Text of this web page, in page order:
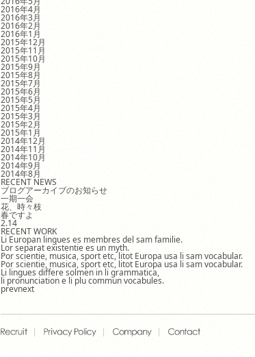
2016年4月
2016年3月
2016年2月
2016年1月
2015年12月
2015年11月
2015年10月
2015年9月
2015年8月
2015年7月
2015年6月
2015年5月
2015年4月
2015年3月
2015年2月
2015年1月
2014年12月
2014年11月
2014年10月
2014年9月
2014年8月
RECENT NEWS
ブログアーカイブのお知らせ
一期一会
花、時々枝
春ですよ
2.14
RECENT WORK
Li Europan lingues es membres del sam familie.
Lor separat existentie es un myth.
Por scientie, musica, sport etc, litot Europa usa li sam vocabular.
Por scientie, musica, sport etc, litot Europa usa li sam vocabular.
Li lingues differe solmen in li grammatica,
li pronunciation e li plu commun vocabules.
prevnext